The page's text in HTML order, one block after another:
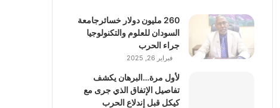
260 مليون دولار خسائرجامعة
السودان للعلوم والتكنولوجيا
جراء الحرب
فبراير 26, 2025
لأول مرة…البرهان يكشف
تفاصيل الإتفاق الذي جرى مع
كيكل قبل إندلاع الحرب